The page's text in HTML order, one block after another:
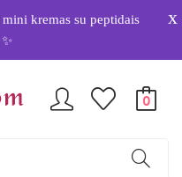
kremas su peptidais
x
0